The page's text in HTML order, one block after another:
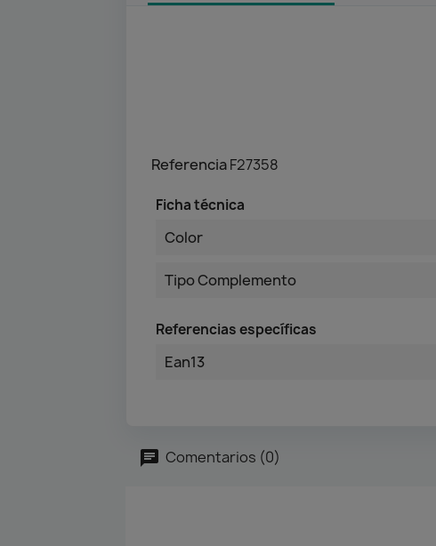
ReferenciaF27358
Ficha técnica
Color
Tipo Complemento
Referencias específicas
Ean13
Comentarios (0)